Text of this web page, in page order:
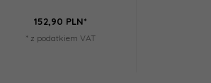
152,90 PLN*
* z podatkiem VAT